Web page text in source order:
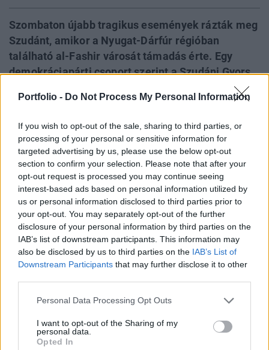
Portfolio - Do Not Process My Personal Information
If you wish to opt-out of the sale, sharing to third parties, or
processing of your personal or sensitive information for
targeted advertising by us, please use the below opt-out
section to confirm your selection. Please note that after your
opt-out request is processed you may continue seeing
interest-based ads based on personal information utilized by
us or personal information disclosed to third parties prior to
your opt-out. You may separately opt-out of the further
disclosure of your personal information by third parties on the
IAB’s list of downstream participants. This information may
also be disclosed by us to third parties on the IAB’s List of
Downstream Participants that may further disclose it to other
Personal Data Processing Opt Outs
I want to opt-out of the Sharing of my
personal data.
Opted In
Szombaton újabb tragikus események rázták meg
Szudánt, amikor a Nyugat-Dárfúr régióban
található al-Fashir városát támadás érte. Egy
demokráciapárti csoport szerint a Szudáni Gyors
Támogató Erők (RSF) legalább 22 embert öltek
meg a város elleni offenzívában. Az RSF azonban
Az al-Fashir Ellenállási Bizottságok közleménye szerint az
RSF tüzérségi lövedékeket lőtt piacokra, kórházakra és
lakóépületekre. A Facebookon közzétett bejegyzésükben
arról számoltak be, hogy az erőszakhullám hetek óta tartó
patthelyzetet tört meg a polgárháború ezen frontján. Az
aktivisták szerint összesen 97 ember halt meg vagy
sebesült meg a támadásban. Az...
KEDVES OLVASÓNK!
tartozik, melynek olvasása előfizetéses
regisztrációhoz kötött.
Az előfizetés a következőket tartalmazza: